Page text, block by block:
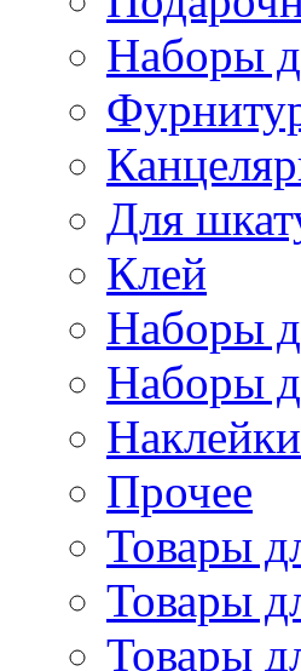
Наборы
Для
Клей
Наборы
Наборы
Наклейки
Прочее
Товары
Товары
Товары